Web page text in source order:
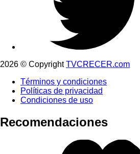
2026 © CopyrightTVCRECER.com
Términos y condiciones
Políticas de privacidad
Condiciones de uso
Recomendaciones